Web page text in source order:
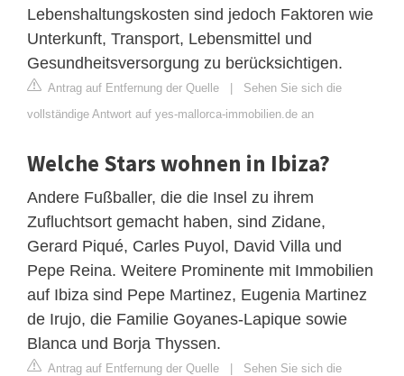
Lebenshaltungskosten sind jedoch Faktoren wie
Unterkunft, Transport, Lebensmittel und
Gesundheitsversorgung zu berücksichtigen.
Antrag auf Entfernung der Quelle | Sehen Sie sich die
vollständige Antwort auf yes-mallorca-immobilien.de an
Welche Stars wohnen in Ibiza?
Andere Fußballer, die die Insel zu ihrem
Zufluchtsort gemacht haben, sind Zidane,
Gerard Piqué, Carles Puyol, David Villa und
Pepe Reina. Weitere Prominente mit Immobilien
auf Ibiza sind Pepe Martinez, Eugenia Martinez
de Irujo, die Familie Goyanes-Lapique sowie
Blanca und Borja Thyssen.
Antrag auf Entfernung der Quelle | Sehen Sie sich die